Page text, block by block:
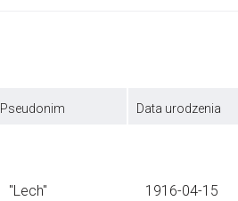
Pseudonim Data urodzenia
"Lech" 1916-04-15